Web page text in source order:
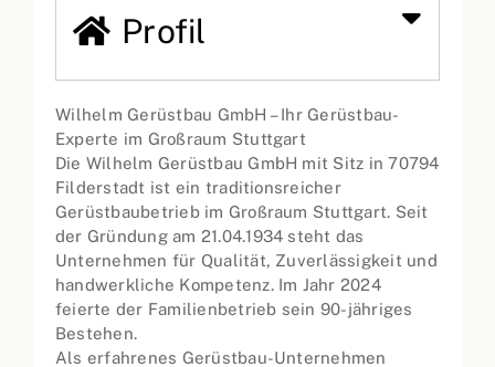
Profil
Wilhelm Gerüstbau GmbH – Ihr Gerüstbau-
Experte im Großraum Stuttgart
Die Wilhelm Gerüstbau GmbH mit Sitz in 70794
Filderstadt ist ein traditionsreicher
Gerüstbaubetrieb im Großraum Stuttgart. Seit
der Gründung am 21.04.1934 steht das
Unternehmen für Qualität, Zuverlässigkeit und
handwerkliche Kompetenz. Im Jahr 2024
feierte der Familienbetrieb sein 90-jähriges
Bestehen.
Als erfahrenes Gerüstbau-Unternehmen